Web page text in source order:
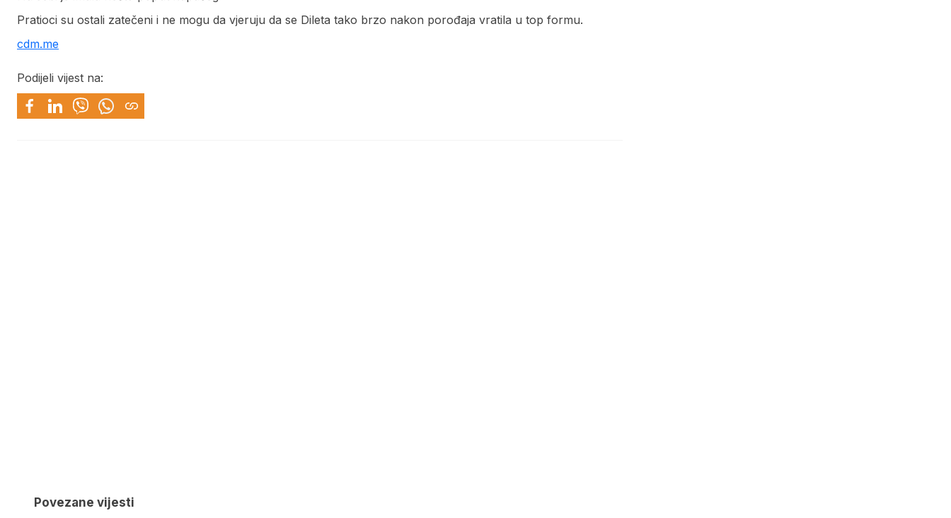
Pratioci su ostali zatečeni i ne mogu da vjeruju da se Dileta tako brzo nakon porođaja vratila u top formu.
cdm.me
Podijeli vijest na:
Povezane vijesti